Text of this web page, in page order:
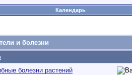
Календарь
и болезни
болезни растений